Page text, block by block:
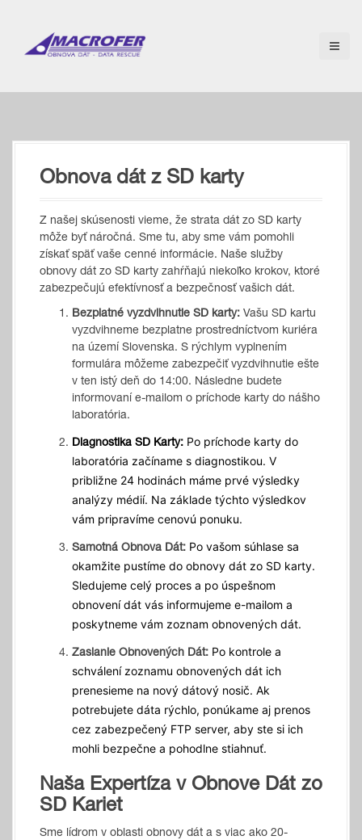
o
Obnova dát z SD karty
Z našej skúsenosti vieme, že strata dát zo SD karty
môže byť náročná. Sme tu, aby sme vám pomohli
získať späť vaše cenné informácie. Naše služby
obnovy dát zo SD karty zahŕňajú niekoľko krokov, ktoré
zabezpečujú efektívnosť a bezpečnosť vašich dát.
Bezplatné vyzdvihnutie SD karty: Vašu SD kartu
vyzdvihneme bezplatne prostredníctvom kuriéra
na území Slovenska. S rýchlym vyplnením
formulára môžeme zabezpečiť vyzdvihnutie ešte
v ten istý deň do 14:00. Následne budete
informovaní e-mailom o príchode karty do nášho
laboratória.
Diagnostika SD Karty: Po príchode karty do
laboratória začíname s diagnostikou. V
približne 24 hodinách máme prvé výsledky
analýzy médií. Na základe týchto výsledkov
vám pripravíme cenovú ponuku.
Samotná Obnova Dát: Po vašom súhlase sa
okamžite pustíme do obnovy dát zo SD karty.
Sledujeme celý proces a po úspešnom
obnovení dát vás informujeme e-mailom a
poskytneme vám zoznam obnovených dát.
Zaslanie Obnovených Dát: Po kontrole a
schválení zoznamu obnovených dát ich
prenesieme na nový dátový nosič. Ak
potrebujete dáta rýchlo, ponúkame aj prenos
cez zabezpečený FTP server, aby ste si ich
mohli bezpečne a pohodlne stiahnuť.
Naša Expertíza v Obnove Dát zo
SD Kariet
Sme lídrom v oblasti obnovy dát a s viac ako 20-